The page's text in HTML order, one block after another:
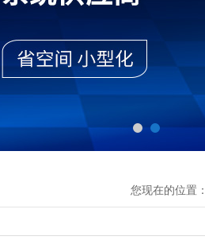
您现在的位置：